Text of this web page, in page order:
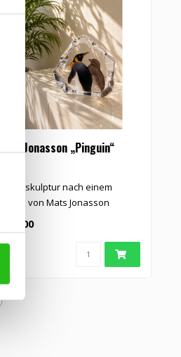
Mats Jonasson „Pinguin“
Kristallskulptur nach einem
Design von Mats Jonasson
€209,00